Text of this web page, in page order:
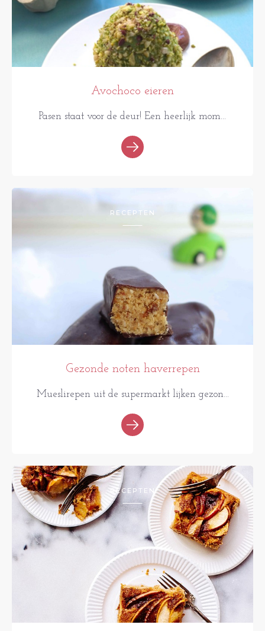
Avochoco eieren
Pasen staat voor de deur! Een heerlijk mom...
RECEPTEN
Gezonde noten haverrepen
Mueslirepen uit de supermarkt lijken gezon...
RECEPTEN